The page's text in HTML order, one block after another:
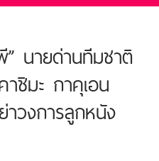
นายด่านทีมชาติ
ชิมะ กาคุเอน
าวงการลูกหนัง